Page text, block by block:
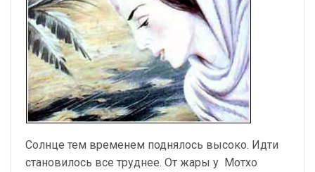
Солнце тем временем поднялось высоко. Идти
становилось все труднее. От жары у Мотхо